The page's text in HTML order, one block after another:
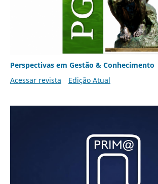
Perspectivas em Gestão & Conhecimento
Acessar revista
Edição Atual